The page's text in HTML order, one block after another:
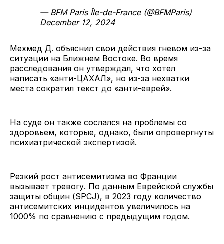
— BFM Paris Île-de-France (@BFMParis)
December 12, 2024
Мехмед Д. объяснил свои действия гневом из-за
ситуации на Ближнем Востоке. Во время
расследования он утверждал, что хотел
написать «анти-ЦАХАЛ», но из-за нехватки
места сократил текст до «анти-еврей».
На суде он также сослался на проблемы со
здоровьем, которые, однако, были опровергнуты
психиатрической экспертизой.
Резкий рост антисемитизма во Франции
вызывает тревогу. По данным Еврейской службы
защиты общин (SPCJ), в 2023 году количество
антисемитских инцидентов увеличилось на
1000% по сравнению с предыдущим годом.